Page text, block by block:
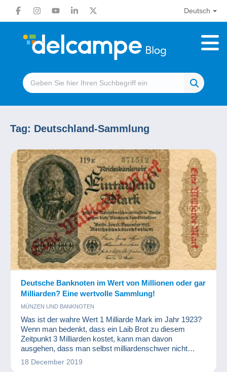
Deutsch
Tag: Deutschland-Sammlung
Deutsche Banknoten im Wert von Millionen oder gar
Milliarden? Eine wertvolle Sammlung!
MÜNZEN UND BANKNOTEN
Was ist der wahre Wert 1 Milliarde Mark im Jahr 1923?
Wenn man bedenkt, dass ein Laib Brot zu diesem
Zeitpunkt 3 Milliarden kostet, kann man davon
ausgehen, dass man selbst milliardenschwer nicht
wirklich reich war. Diese Banknoten sind jedoch ein
18 December 2019